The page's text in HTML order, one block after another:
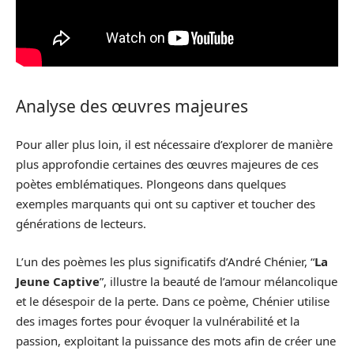
Analyse des œuvres majeures
Pour aller plus loin, il est nécessaire d’explorer de manière
plus approfondie certaines des œuvres majeures de ces
poètes emblématiques. Plongeons dans quelques
exemples marquants qui ont su captiver et toucher des
générations de lecteurs.
L’un des poèmes les plus significatifs d’André Chénier, “La
Jeune Captive”, illustre la beauté de l’amour mélancolique
et le désespoir de la perte. Dans ce poème, Chénier utilise
des images fortes pour évoquer la vulnérabilité et la
passion, exploitant la puissance des mots afin de créer une